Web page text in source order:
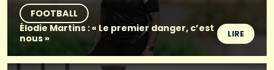
FOOTBALL
Élodie Martins : « Le premier danger, c’est
nous »
LIRE